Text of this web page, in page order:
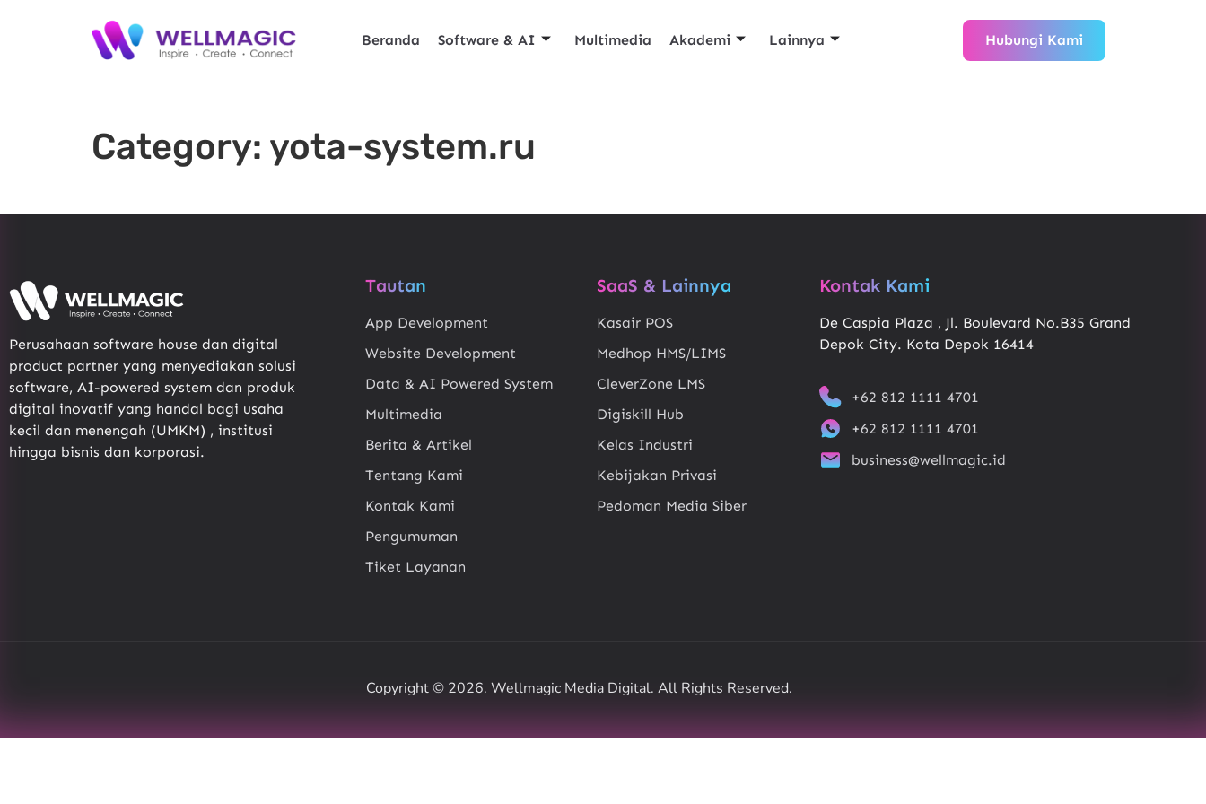
Beranda Software & AI Multimedia Akademi Lainnya Hubungi Kami
Category: yota-system.ru
Perusahaan software house dan digital
product partner yang menyediakan solusi
software, AI-powered system dan produk
digital inovatif yang handal bagi usaha
kecil dan menengah (UMKM) , institusi
hingga bisnis dan korporasi.
Tautan
App Development
Website Development
Data & AI Powered System
Multimedia
Berita & Artikel
Tentang Kami
Kontak Kami
Pengumuman
Tiket Layanan
SaaS & Lainnya
Kasair POS
Medhop HMS/LIMS
CleverZone LMS
Digiskill Hub
Kelas Industri
Kebijakan Privasi
Pedoman Media Siber
Kontak Kami
De Caspia Plaza , Jl. Boulevard No.B35 Grand
Depok City. Kota Depok 16414
+62 812 1111 4701
+62 812 1111 4701
business@wellmagic.id
Copyright © 2026. Wellmagic Media Digital. All Rights Reserved.